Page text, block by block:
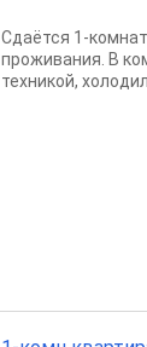
Сдаётся 1-
проживания. В
техникой,